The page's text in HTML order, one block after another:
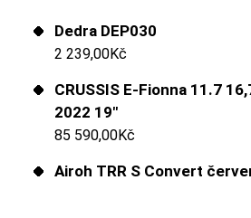
Dedra DEP030
2 239,00Kč
CRUSSIS E-Fionna 11.7
2022 19"
85 590,00Kč
Airoh TRR S Convert